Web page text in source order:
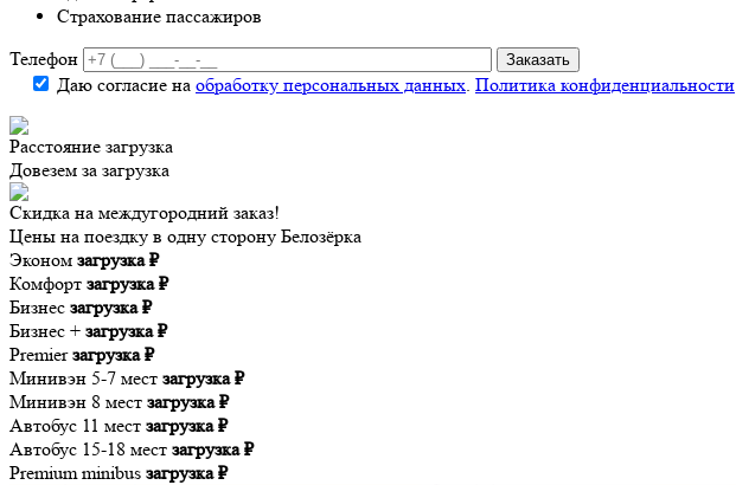
Страхование пассажиров
Телефон
Даю согласие на обработку персональных данных. Политика конфиденциальности
Расстояние загрузка
Довезем за загрузка
Скидка на междугородний заказ!
Цены на поездку в одну сторону Белозёрка
Эконом загрузка ₽
Комфорт загрузка ₽
Бизнес загрузка ₽
Бизнес + загрузка ₽
Premier загрузка ₽
Минивэн 5-7 мест загрузка ₽
Минивэн 8 мест загрузка ₽
Автобус 11 мест загрузка ₽
Автобус 15-18 мест загрузка ₽
Premium minibus загрузка ₽